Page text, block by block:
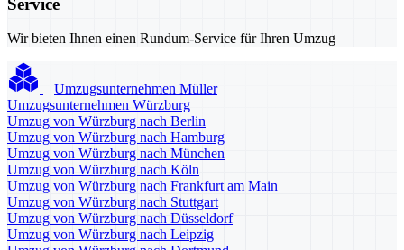
Wir bieten Ihnen einen Rundum-Service für Ihren Umzug
Umzugsunternehmen Müller
Umzugsunternehmen Würzburg
Umzug von Würzburg nach Berlin
Umzug von Würzburg nach Hamburg
Umzug von Würzburg nach München
Umzug von Würzburg nach Köln
Umzug von Würzburg nach Frankfurt am Main
Umzug von Würzburg nach Stuttgart
Umzug von Würzburg nach Düsseldorf
Umzug von Würzburg nach Leipzig